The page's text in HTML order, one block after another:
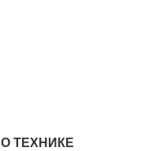
О ТЕХНИКЕ